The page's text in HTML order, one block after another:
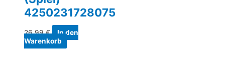
4250231728075
26,99€
In den
Warenkorb